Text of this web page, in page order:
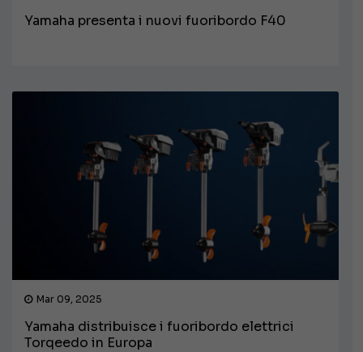
Yamaha presenta i nuovi fuoribordo F40
Mar 09, 2025
Yamaha distribuisce i fuoribordo elettrici
Torqeedo in Europa